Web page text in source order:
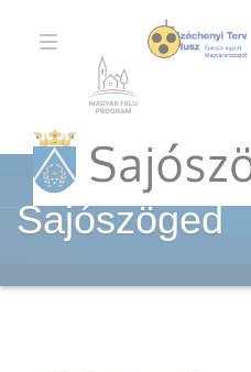
TOGGLE
NAVIGATION
Sajószöged